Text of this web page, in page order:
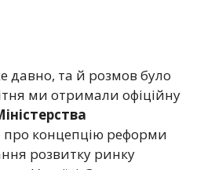
давно, та й розмов було
ми отримали офіційну
про концепцію реформи
розвитку ринку